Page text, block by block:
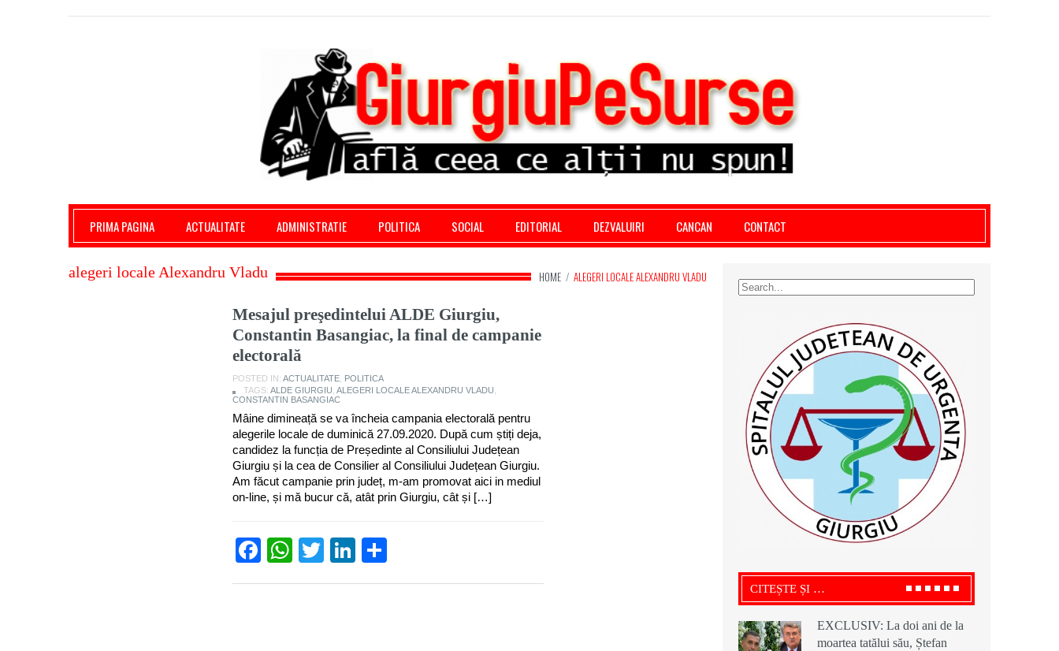
Giurgiu Pe Surse – actualitate giurgiu, administratie giurgiu, stiri politice, social economic, editoriale giurgiu, dezvaluiri, soc, cancan, stiri locale
PRIMA PAGINA
ACTUALITATE ADMINISTRATIE POLITICA SOCIAL EDITORIAL DEZVALUIRI CANCAN CONTACT
HOME / ALEGERI LOCALE ALEXANDRU VLADU
alegeri locale Alexandru Vladu
Mesajul preşedintelui ALDE Giurgiu,
Constantin Basangiac, la final de campanie
electorală
POSTED IN: ACTUALITATE, POLITICA
TAGS: ALDE GIURGIU ALEGERI LOCALE ALEXANDRU VLADU
CONSTANTIN BASANGIAC
Mâine dimineață se va încheia campania electorală pentru
alegerile locale de duminică 27.09.2020. După cum știți deja,
candidez la funcția de Președinte al Consiliului Județean
Giurgiu și la cea de Consilier al Consiliului Județean Giurgiu.
Am făcut campanie prin județ, m-am promovat aici in mediul
on-line, și mă bucur că, atât prin Giurgiu, cât și […]
Facebook
WhatsApp
TwitterLinkedIn
CITEȘTE ȘI …
EXCLUSIV: La doi ani de la
moartea tatălui său, Ștefan